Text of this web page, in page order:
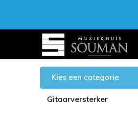
Kies een categorie
Gitaarversterker